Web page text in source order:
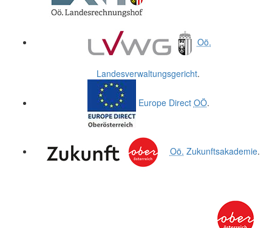
Oö.
Landesverwaltungsgericht.
Europe Direct OÖ.
Oö. Zukunftsakademie.